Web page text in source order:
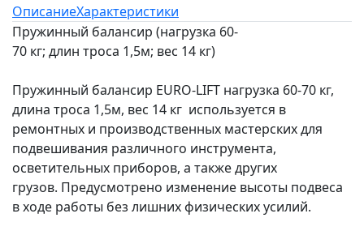
ОписаниеХарактеристики
Пружинный балансир (нагрузка 60-
70 кг; длин троса 1,5м; вес 14 кг)
Пружинный балансир EURO-LIFT нагрузка 60-70 кг,
длина троса 1,5м, вес 14 кг используется в
ремонтных и производственных мастерских для
подвешивания различного инструмента,
осветительных приборов, а также других
грузов. Предусмотрено изменение высоты подвеса
в ходе работы без лишних физических усилий.